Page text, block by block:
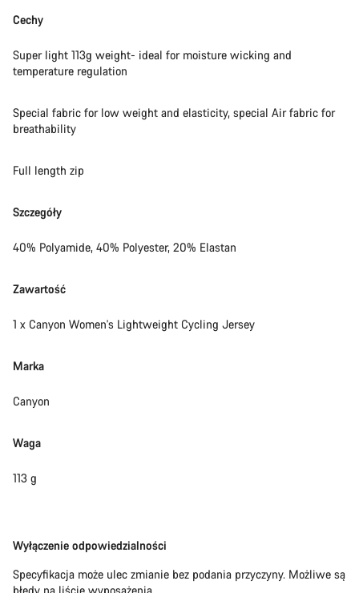
Cechy
Super light 113g weight- ideal for moisture wicking and
temperature regulation
Special fabric for low weight and elasticity, special Air fabric for
breathability
Full length zip
Szczegóły
40% Polyamide, 40% Polyester, 20% Elastan
Zawartość
1 x Canyon Women's Lightweight Cycling Jersey
Marka
Canyon
Waga
113 g
Zastrzeżenie
Wyłączenie odpowiedzialności
Specyfikacja może ulec zmianie bez podania przyczyny. Możliwe są